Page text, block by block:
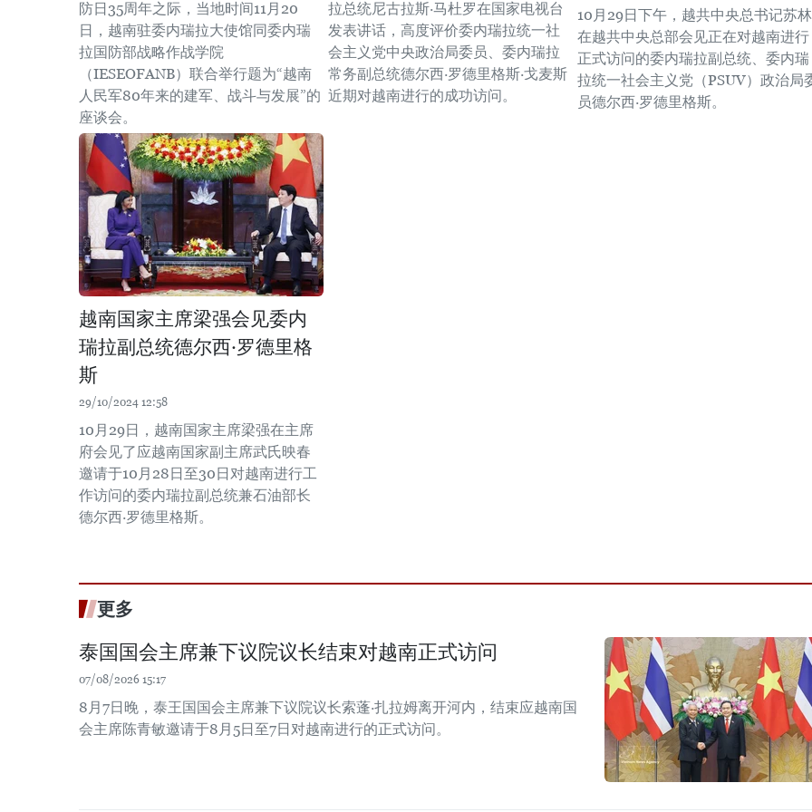
防日35周年之际，当地时间11月20
日，越南驻委内瑞拉大使馆同委内瑞
拉国防部战略作战学院
（IESEOFANB）联合举行题为“越南
人民军80年来的建军、战斗与发展”的
座谈会。
拉总统尼古拉斯·马杜罗在国家电视台
发表讲话，高度评价委内瑞拉统一社
会主义党中央政治局委员、委内瑞拉
常务副总统德尔西·罗德里格斯·戈麦斯
近期对越南进行的成功访问。
10月29日下午，越共中央总书记苏林
在越共中央总部会见正在对越南进行
正式访问的委内瑞拉副总统、委内瑞
拉统一社会主义党（PSUV）政治局
员德尔西·罗德里格斯。
越南国家主席梁强会见委内
瑞拉副总统德尔西·罗德里格
斯
29/10/2024 12:58
10月29日，越南国家主席梁强在主席
府会见了应越南国家副主席武氏映春
邀请于10月28日至30日对越南进行工
作访问的委内瑞拉副总统兼石油部长
德尔西·罗德里格斯。
更多
泰国国会主席兼下议院议长结束对越南正式访问
07/08/2026 15:17
8月7日晚，泰王国国会主席兼下议院议长索蓬·扎拉姆离开河内，结束应越南国
会主席陈青敏邀请于8月5日至7日对越南进行的正式访问。